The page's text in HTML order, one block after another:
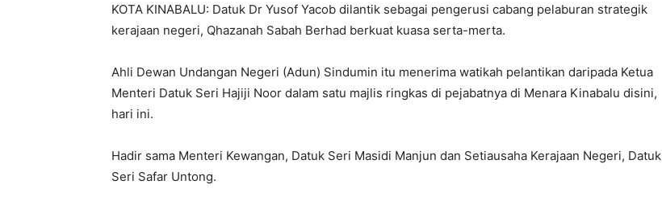
KOTA KINABALU: Datuk Dr Yusof Yacob dilantik sebagai pengerusi cabang pelaburan strategik
kerajaan negeri, Qhazanah Sabah Berhad berkuat kuasa serta-merta.
Ahli Dewan Undangan Negeri (Adun) Sindumin itu menerima watikah pelantikan daripada Ketua
Menteri Datuk Seri Hajiji Noor dalam satu majlis ringkas di pejabatnya di Menara Kinabalu disini,
hari ini.
Hadir sama Menteri Kewangan, Datuk Seri Masidi Manjun dan Setiausaha Kerajaan Negeri, Datuk
Seri Safar Untong.